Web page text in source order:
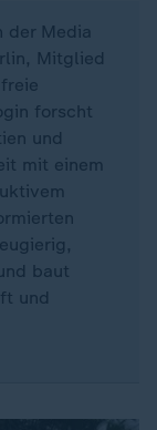
der Media
Mitglied
forscht
und
mit einem
baut
und